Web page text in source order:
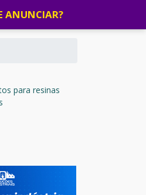
ANUNCIAR?
para resinas